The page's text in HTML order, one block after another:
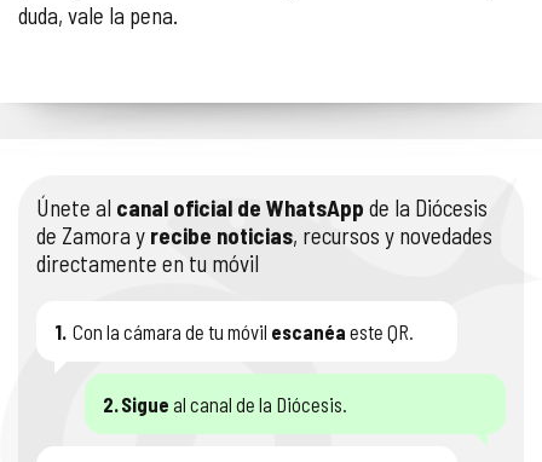
duda, vale la pena.
Únete al canal oficial de WhatsApp de la Diócesis
de Zamora y recibe noticias, recursos y novedades
directamente en tu móvil
1. Con la cámara de tu móvil escanéa este QR.
2.Sigue al canal de la Diócesis.